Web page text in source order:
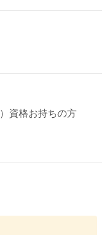
資格お持ちの方